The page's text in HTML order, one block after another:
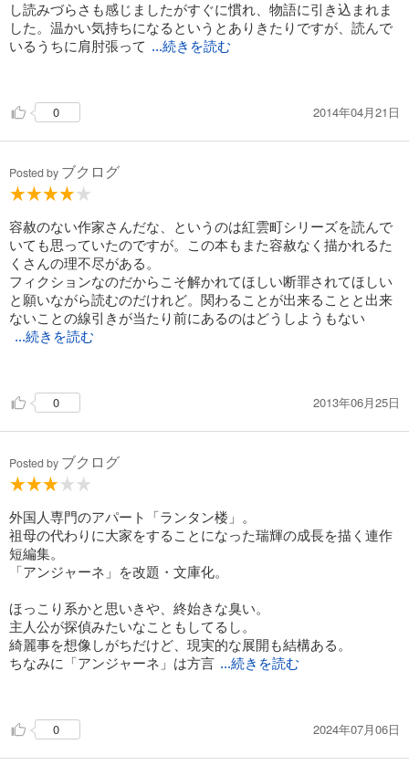
し読みづらさも感じましたがすぐに慣れ、物語に引き込まれま
した。温かい気持ちになるというとありきたりですが、読んで
いるうちに肩肘張って ...続きを読む
作品だと思います。
0 2014年04月21日
Posted by ブクログ
容赦のない作家さんだな、というのは紅雲町シリーズを読んで
いても思っていたのですが。この本もまた容赦なく描かれるた
くさんの理不尽がある。
フィクションなのだからこそ解かれてほしい断罪されてほしい
と願いながら読むのだけれど。関わることが出来ることと出来
ないことの線引きが当たり前にあるのはどうしようもない
...続きを読む
…北関東の街、といえば。著者のヒット作である紅雲町シリー
ズをもちろん思い浮かべる。同じ県なのだろう。この著者がコ
0 2013年06月25日
Posted by ブクログ
外国人専門のアパート「ランタン楼」。
祖母の代わりに大家をすることになった瑞輝の成長を描く連作
短編集。
「アンジャーネ」を改題・文庫化。
ほっこり系かと思いきや、終始きな臭い。
主人公が探偵みたいなこともしてるし。
綺麗事を想像しがちだけど、現実的な展開も結構ある。
ちなみに「アンジャーネ」は方言 ...続きを読む
0 2024年07月06日